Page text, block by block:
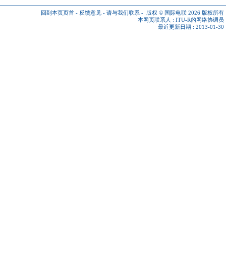
回到本页页首 - 反馈意见 - 请与我们联系 - 版权 © 国际电联 2026 版权所有
本网页联系人 : ITU-R的网络协调员
最近更新日期 : 2013-01-30